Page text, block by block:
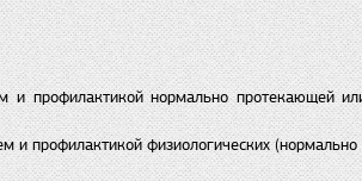
и профилактикой нормально протекающей
профилактикой физиологических